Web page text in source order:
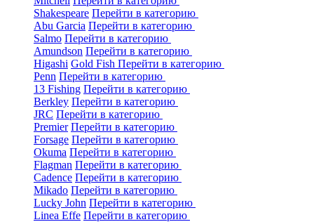
Shakespeare Перейти в категорию
Abu Garcia Перейти в категорию
Salmo Перейти в категорию
Amundson Перейти в категорию
Higashi Gold Fish Перейти в категорию
Penn Перейти в категорию
13 Fishing Перейти в категорию
Berkley Перейти в категорию
JRC Перейти в категорию
Premier Перейти в категорию
Forsage Перейти в категорию
Okuma Перейти в категорию
Flagman Перейти в категорию
Cadence Перейти в категорию
Mikado Перейти в категорию
Lucky John Перейти в категорию
Linea Effe Перейти в категорию